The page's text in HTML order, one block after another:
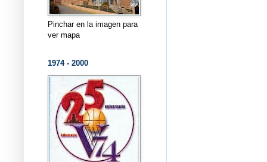
Pinchar en la imagen para
ver mapa
1974 - 2000